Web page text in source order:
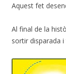
Aquest fet
Al final de la
sortir disparada